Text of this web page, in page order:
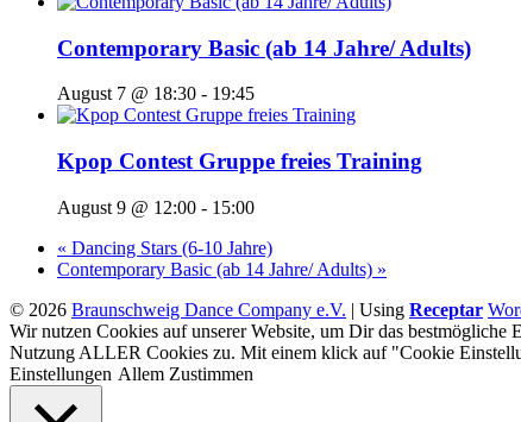
Contemporary Basic (ab 14 Jahre/ Adults)
August 7 @ 18:30 - 19:45
Kpop Contest Gruppe freies Training
August 9 @ 12:00 - 15:00
« Dancing Stars (6-10 Jahre)
Contemporary Basic (ab 14 Jahre/ Adults) »
© 2026 Braunschweig Dance Company e.V. | Using Receptar
Wir nutzen Cookies auf unserer Website, um Dir das
Nutzung ALLER Cookies zu. Mit einem klick auf "Cookie
Einstellungen Allem Zustimmen